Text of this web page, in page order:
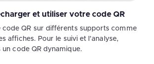
et utiliser votre code QR
code QR sur différents supports comme
affiches. Pour le suivi et l’analyse,
un code QR dynamique.